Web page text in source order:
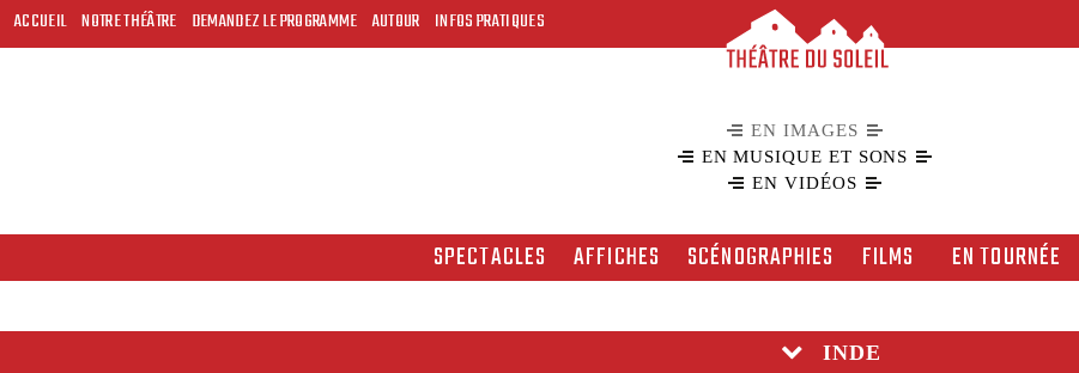
ACCUEIL NOTRE THÉÂTRE DEMANDEZ LE PROGRAMME AUTOUR INFOS PRATIQUES
EN IMAGES
EN MUSIQUE ET SONS
EN VIDÉOS
SPECTACLES AFFICHES SCÉNOGRAPHIES FILMS EN TOURNÉE
INDE